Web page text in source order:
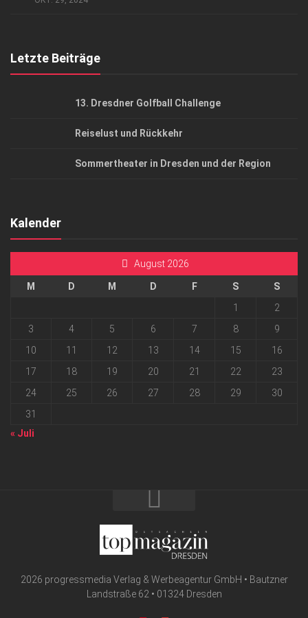
Letzte Beiträge
13. Dresdner Golfball Challenge
Reiselust und Rückkehr
Sommertheater in Dresden und der Region
Kalender
August 2026
M D M D F S
S
1
2
3
4 5 6 7 8
9
10
11 12 13 14 15
16
17
18 19 20 21 22
23
24
25 26 27 28 29
30
31
« Juli
2026 progressmedia Verlag & Werbeagentur GmbH • Bautzner
Landstraße 62 • 01324 Dresden